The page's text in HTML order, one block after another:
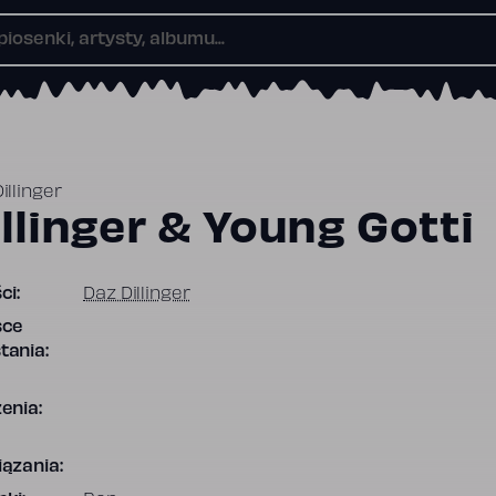
& Young Gotti
Daz Dillinger